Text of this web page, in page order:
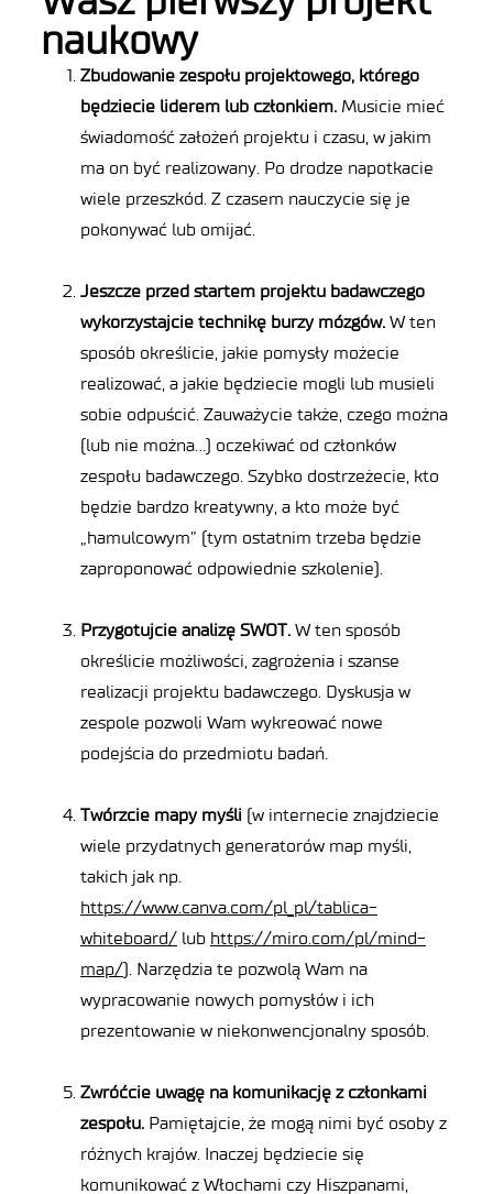
naukowy
Zbudowanie zespołu projektowego, którego
będziecie liderem lub członkiem. Musicie mieć
świadomość założeń projektu i czasu, w jakim
ma on być realizowany. Po drodze napotkacie
wiele przeszkód. Z czasem nauczycie się je
pokonywać lub omijać.
Jeszcze przed startem projektu badawczego
wykorzystajcie technikę burzy mózgów. W ten
sposób określicie, jakie pomysły możecie
realizować, a jakie będziecie mogli lub musieli
sobie odpuścić. Zauważycie także, czego można
(lub nie można…) oczekiwać od członków
zespołu badawczego. Szybko dostrzeżecie, kto
będzie bardzo kreatywny, a kto może być
„hamulcowym” (tym ostatnim trzeba będzie
zaproponować odpowiednie szkolenie).
Przygotujcie analizę SWOT. W ten sposób
określicie możliwości, zagrożenia i szanse
realizacji projektu badawczego. Dyskusja w
zespole pozwoli Wam wykreować nowe
podejścia do przedmiotu badań.
Twórzcie mapy myśli (w internecie znajdziecie
wiele przydatnych generatorów map myśli,
takich jak np.
https://www.canva.com/pl_pl/tablica-
whiteboard/ lub https://miro.com/pl/mind-
map/). Narzędzia te pozwolą Wam na
wypracowanie nowych pomysłów i ich
prezentowanie w niekonwencjonalny sposób.
Zwróćcie uwagę na komunikację z członkami
zespołu. Pamiętajcie, że mogą nimi być osoby z
różnych krajów. Inaczej będziecie się
komunikować z Włochami czy Hiszpanami,